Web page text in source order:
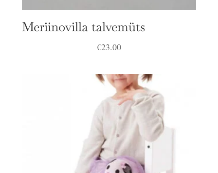
Meriinovilla talvemüts
€23.00